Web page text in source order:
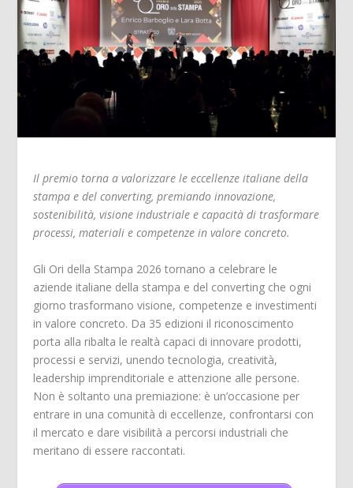
Il premio torna a valorizzare le eccellenze italiane della
stampa e del converting, premiando innovazione,
sostenibilità, visione industriale e capacità di trasformare
processi, materiali e competenze in valore concreto.
Gli Ori della Stampa 2026 tornano a celebrare le
aziende italiane della stampa e del converting che ogni
giorno trasformano visione, competenze e investimenti
in valore concreto. Da 35 edizioni il riconoscimento
porta alla ribalta le realtà capaci di innovare prodotti,
processi e servizi, unendo tecnologia, creatività,
leadership imprenditoriale e attenzione alle persone.
Non è soltanto una premiazione: è un’occasione per
entrare in una comunità di eccellenze, confrontarsi con
il mercato e dare visibilità a percorsi industriali che
meritano di essere raccontati.